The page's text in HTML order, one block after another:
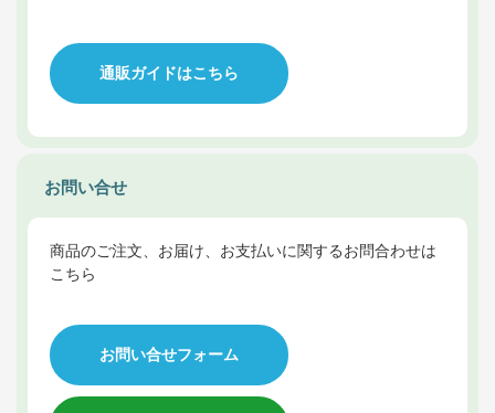
通販ガイドはこちら
お問い合せ
商品のご注文、お届け、お支払いに関するお問合わせは
こちら
お問い合せフォーム